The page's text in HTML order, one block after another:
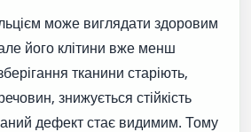
може виглядати здоровим
його клітини вже менш
тканини старіють,
знижується стійкість
дефект стає видимим. Тому